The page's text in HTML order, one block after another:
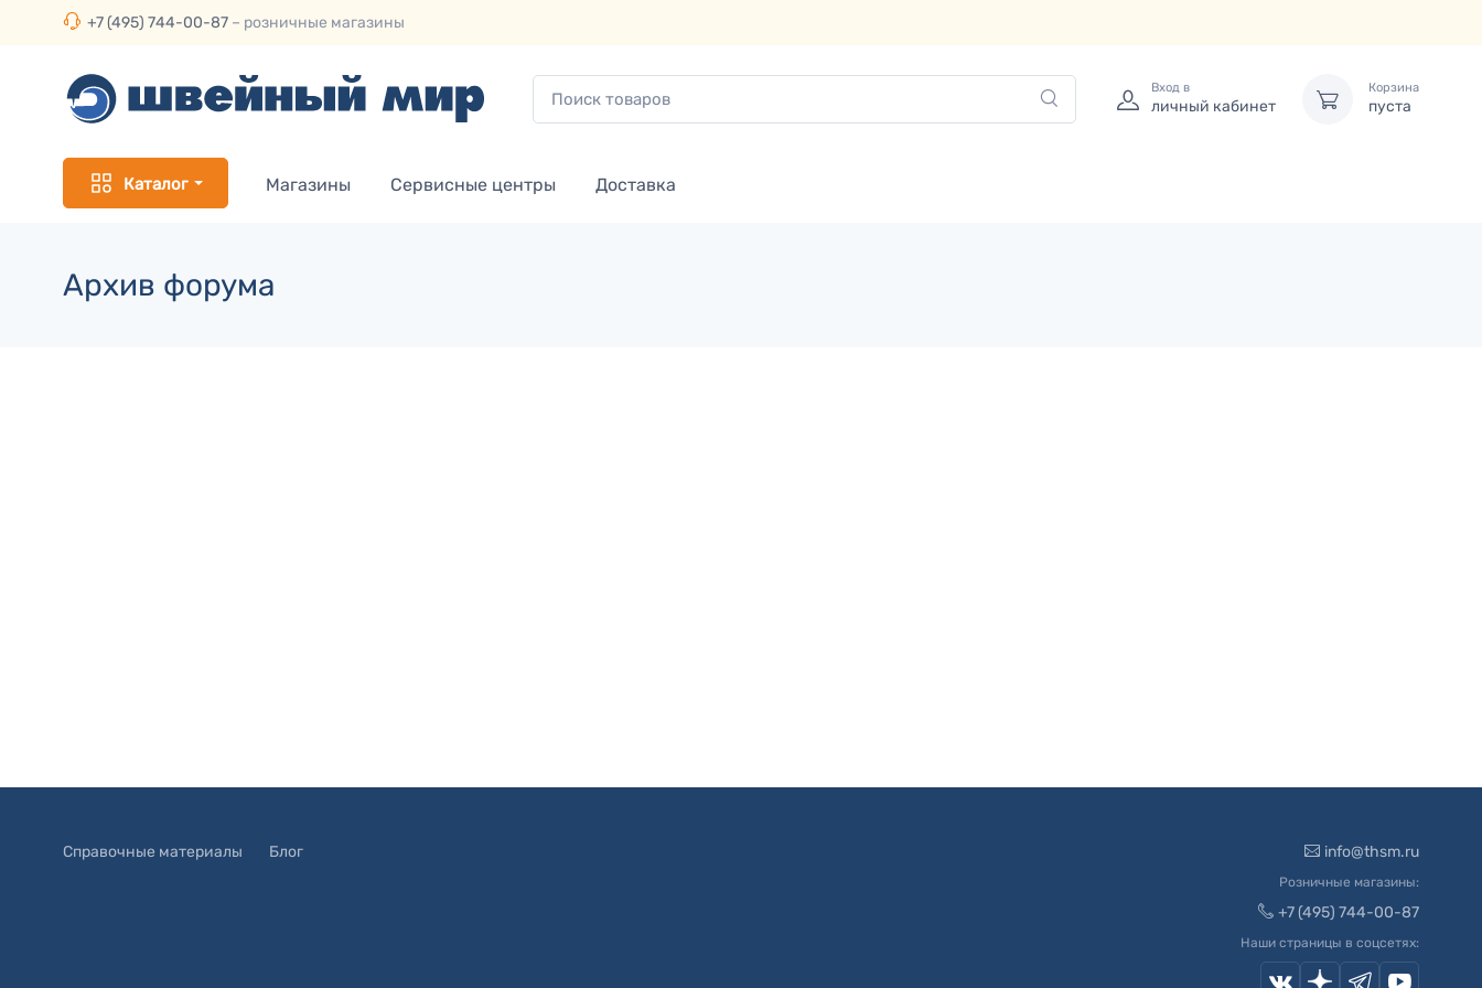
+7 (495) 744-00-87 – розничные магазины
Вход в
личный кабинет
Корзина
пуста
Каталог Магазины Сервисные центры Доставка
Архив форума
Справочные материалы Блог info@thsm.ru
Розничные магазины:
+7 (495) 744-00-87
Наши страницы в соцсетях: